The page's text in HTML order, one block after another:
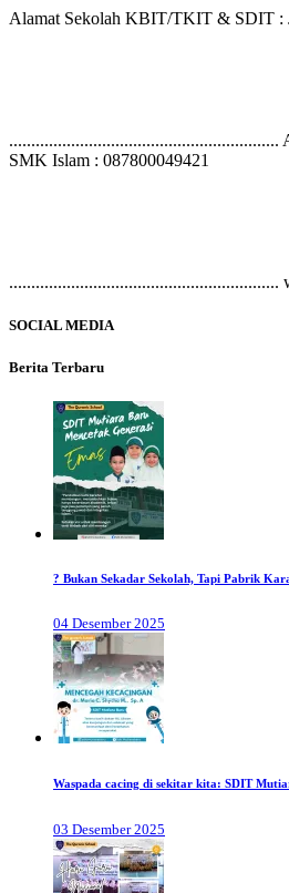
Alamat Sekolah KBIT/TKIT & SDIT :
SMK Islam : 087800049421
.............................................................
SOCIAL MEDIA
Berita Terbaru
? Bukan Sekadar Sekolah, Tapi Pabrik
04 Desember 2025
Waspada cacing di sekitar kita: SDIT
03 Desember 2025